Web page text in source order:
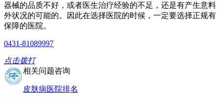
器械的品质不好，或者医生治疗经验的不足，还是有产生意料
外状况的可能的。因此在选择医院的时候，一定要选择正规有
保障的医院。
0431-81089997
点击拨打
相关问题咨询
皮肤病医院排名